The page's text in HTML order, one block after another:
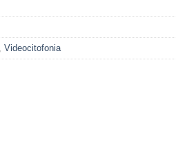
Videocitofonia